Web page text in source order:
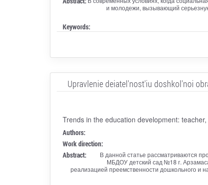
и молодежи, вызывающий
Keywords:
Upravlenie deiatel'nost'iu doshkol'noi
Trends in the education development:
Authors:
Work direction:
Abstract:
В данной статье рассматриваются
МБДОУ детский сад №18 г.
реализацией преемственности дошкольного и